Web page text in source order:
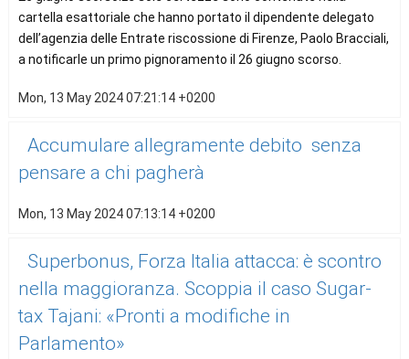
cartella esattoriale che hanno portato il dipendente delegato
dell’agenzia delle Entrate riscossione di Firenze, Paolo Bracciali,
a notificarle un primo pignoramento il 26 giugno scorso.
Mon, 13 May 2024 07:21:14 +0200
Accumulare allegramente debito senza
pensare a chi pagherà
Mon, 13 May 2024 07:13:14 +0200
Superbonus, Forza Italia attacca: è scontro
nella maggioranza. Scoppia il caso Sugar-
tax Tajani: «Pronti a modifiche in
Parlamento»